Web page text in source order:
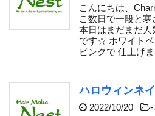
こんにちは、
こ数日で一段と寒
本日はまだまだ人
です☆ ホワイト
ピンクで 仕上げ
ハロウィンネ
2022/10/20 -